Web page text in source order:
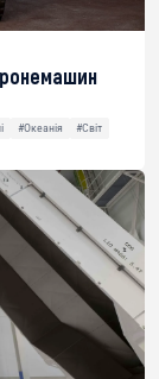
#Океанія
#Світ